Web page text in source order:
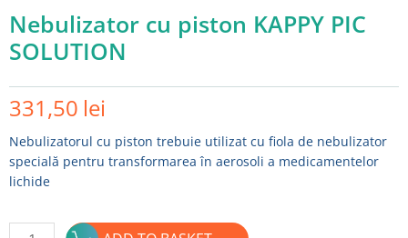
Nebulizator cu piston KAPPY PIC
SOLUTION
331,50 lei
Nebulizatorul cu piston trebuie utilizat cu fiola de nebulizator
specială pentru transformarea în aerosoli a medicamentelor
lichide
Nebulizator